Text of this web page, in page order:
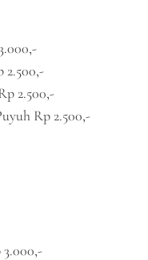
2.500,-
2.500,-
Rp 2.500,-